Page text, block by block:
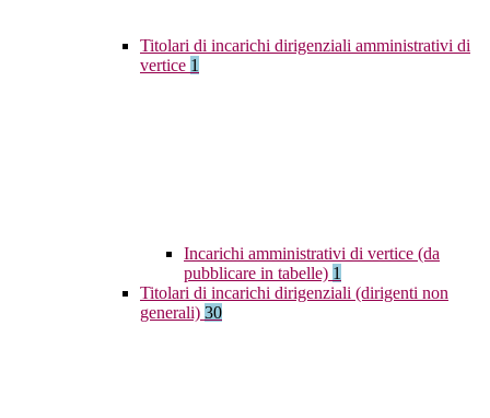
Titolari di incarichi dirigenziali amministrativi di
vertice 1
Incarichi amministrativi di vertice (da
pubblicare in tabelle) 1
Titolari di incarichi dirigenziali (dirigenti non
generali) 30